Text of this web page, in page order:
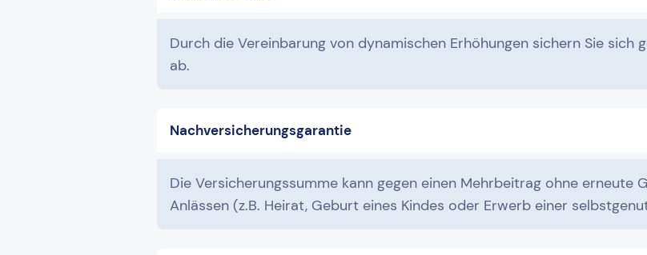
Durch die Vereinbarung von dynamischen Erhöhungen sichern Sie sich
ab.
Nachversicherungsgarantie
Die Versicherungssumme kann gegen einen Mehrbeitrag ohne erneute
Anlässen (z.B. Heirat, Geburt eines Kindes oder Erwerb einer